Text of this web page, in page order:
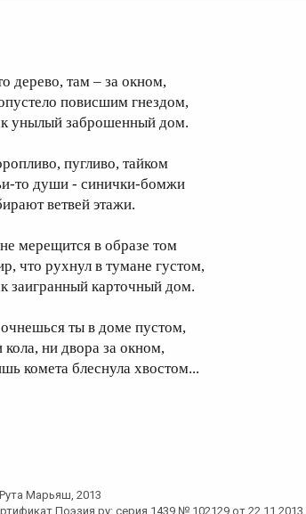
дерево, там – за окном,
повисшим гнездом,
унылый заброшенный дом.
пугливо, тайком
то души - синички-бомжи
ветвей этажи.
мерещится в образе том
что рухнул в тумане густом,
заигранный карточный дом.
ты в доме пустом,
кола, ни двора за окном,
комета блеснула хвостом...
Рута Марьяш, 2013
Поэзия.ру: серия 1439 № 102129 от 22.11.2013